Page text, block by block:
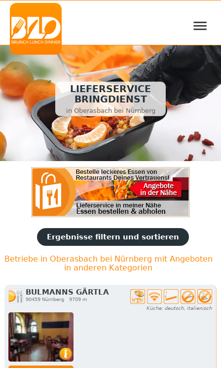
≡
LIEFERSERVICE
BRINGDIENST
in Oberasbach bei Nürnberg
Ergebnisse filtern und sortieren
Betriebe in Oberasbach bei Nürnberg mit Angeboten
in anderen Kategorien
BULMANNS GÄRTLA
90459 Nürnberg
9709 m
Küche: deutsch, italienisch